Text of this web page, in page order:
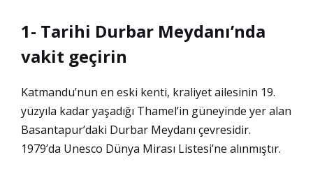
1- Tarihi Durbar Meydanı’nda
vakit geçirin
Katmandu’nun en eski kenti, kraliyet ailesinin 19.
yüzyıla kadar yaşadığı Thamel’in güneyinde yer alan
Basantapur’daki Durbar Meydanı çevresidir.
1979’da Unesco Dünya Mirası Listesi’ne alınmıştır.